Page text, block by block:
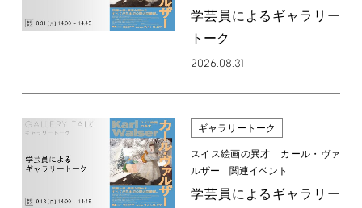
学芸員によるギャラリー
トーク
2026.08.31
ギャラリートーク
スイス絵画の異才 カール・ヴァ
ルザー 関連イベント
学芸員によるギャラリー